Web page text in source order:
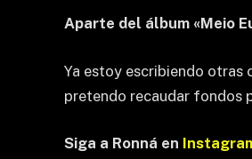
Aparte del álbum «Meio
Ya estoy escribiendo otras
pretendo recaudar fondos
Siga a Ronná en